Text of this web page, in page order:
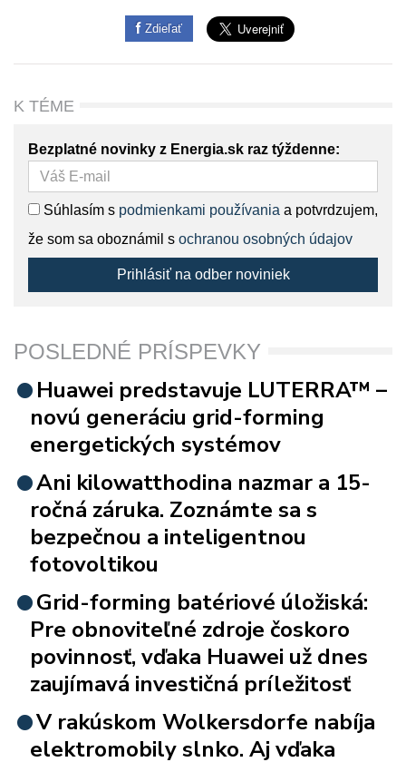
Zdieľať
K TÉME
Bezplatné novinky z Energia.sk raz týždenne:
Súhlasím s podmienkami používania a potvrdzujem,
že som sa oboznámil s ochranou osobných údajov
Prihlásiť na odber noviniek
POSLEDNÉ PRÍSPEVKY
Huawei predstavuje LUTERRA™ –
novú generáciu grid-forming
energetických systémov
Ani kilowatthodina nazmar a 15-
ročná záruka. Zoznámte sa s
bezpečnou a inteligentnou
fotovoltikou
Grid-forming batériové úložiská:
Pre obnoviteľné zdroje čoskoro
povinnosť, vďaka Huawei už dnes
zaujímavá investičná príležitosť
V rakúskom Wolkersdorfe nabíja
elektromobily slnko. Aj vďaka